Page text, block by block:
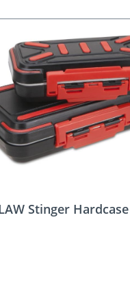
Stinger Hardcase